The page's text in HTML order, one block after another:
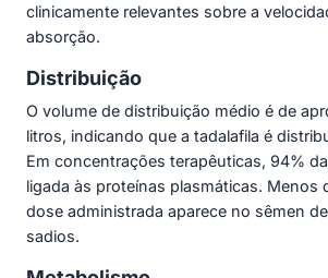
clinicamente relevantes sobre a
absorção.
Distribuição
O volume de distribuição médio é de
litros, indicando que a tadalafila é
Em concentrações terapêuticas, 94%
ligada às proteínas plasmáticas. Menos
dose administrada aparece no sêmen
sadios.